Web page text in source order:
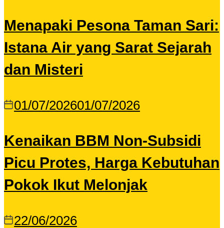
Menapaki Pesona Taman Sari:
Istana Air yang Sarat Sejarah
dan Misteri
01/07/202601/07/2026
Kenaikan BBM Non-Subsidi
Picu Protes, Harga Kebutuhan
Pokok Ikut Melonjak
22/06/2026